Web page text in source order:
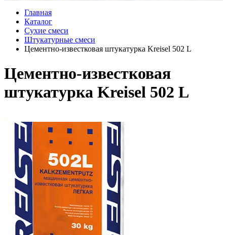
Главная
Каталог
Сухие смеси
Штукатурные смеси
Цементно-известковая штукатурка Kreisel 502 L
Цементно-известковая
штукатурка Kreisel 502 L